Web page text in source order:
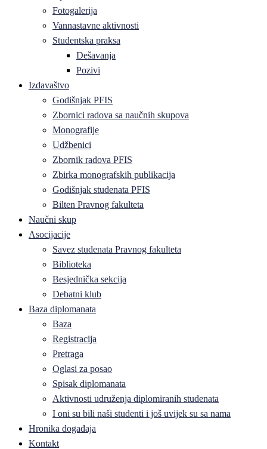
Fotogalerija
Vannastavne aktivnosti
Studentska praksa
Dešavanja
Pozivi
Izdavaštvo
Godišnjak PFIS
Zbornici radova sa naučnih skupova
Monografije
Udžbenici
Zbornik radova PFIS
Zbirka monografskih publikacija
Godišnjak studenata PFIS
Bilten Pravnog fakulteta
Naučni skup
Asocijacije
Savez studenata Pravnog fakulteta
Biblioteka
Besjednička sekcija
Debatni klub
Baza diplomanata
Baza
Registracija
Pretraga
Oglasi za posao
Spisak diplomanata
Aktivnosti udruženja diplomiranih studenata
I oni su bili naši studenti i još uvijek su sa nama
Hronika događaja
Kontakt